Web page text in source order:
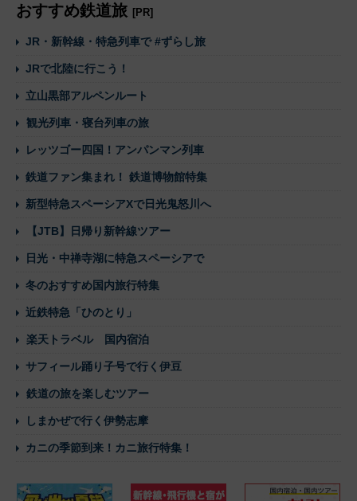
おすすめ鉄道旅 [PR]
JR・新幹線・特急列車で #ずらし旅
JRで北陸に行こう！
立山黒部アルペンルート
観光列車・寝台列車の旅
レッツゴー四国！アンパンマン列車
鉄道ファン集まれ！ 鉄道博物館特集
新型特急スペーシアXで日光鬼怒川へ
【JTB】日帰り新幹線ツアー
日光・中禅寺湖に特急スペーシアで
冬のおすすめ国内旅行特集
近鉄特急「ひのとり」
楽天トラベル 国内宿泊
サフィール踊り子号で行く伊豆
鉄道の旅を楽しむツアー
しまかぜで行く伊勢志摩
カニの季節到来！カニ旅行特集！